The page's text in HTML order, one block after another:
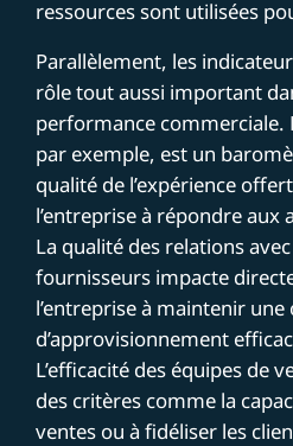
ressources sont utilisées
Parallèlement, les
rôle tout aussi important
performance commerciale.
par exemple, est un
qualité de l’expérience
l’entreprise à répondre aux
La qualité des relations
fournisseurs impacte
l’entreprise à maintenir une
d’approvisionnement
L’efficacité des équipes de
des critères comme la
ventes ou à fidéliser les